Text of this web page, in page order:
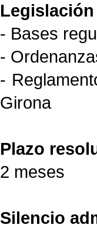
Legislación
- Bases
-
-
Girona
Plazo
2 meses
Silencio